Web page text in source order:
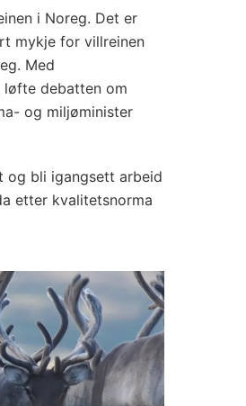
i Noreg. Det er
mykje for villreinen
Med
debatten om
og miljøminister
og bli igangsett arbeid
etter kvalitetsnorma